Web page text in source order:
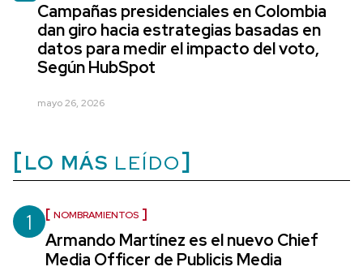
Campañas presidenciales en Colombia
dan giro hacia estrategias basadas en
datos para medir el impacto del voto,
Según HubSpot
mayo 26, 2026
LO MÁS LEÍDO
1 NOMBRAMIENTOS
Armando Martínez es el nuevo Chief
Media Officer de Publicis Media